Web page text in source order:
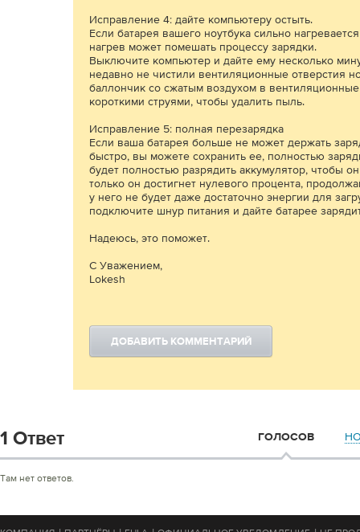
Исправление 4: дайте компьютеру остыть.
Если батарея вашего ноутбука сильно
нагрев может помешать процессу зарядки.
Выключите компьютер и дайте ему несколько
недавно не чистили вентиляционные отверстия
баллончик со сжатым воздухом в
короткими струями, чтобы удалить пыль.
Исправление 5: полная перезарядка
Если ваша батарея больше не может держать
быстро, вы можете сохранить ее, полностью
будет полностью разрядить аккумулятор, чтобы
только он достигнет нулевого процента,
у него не будет даже достаточно энергии для
подключите шнур питания и дайте батарее
Надеюсь, это поможет.
С Уважением,
Lokesh
ДОБАВИТЬ КОММЕНТАРИЙ
1 Ответ ГОЛОСОВ
Там нет ответов.